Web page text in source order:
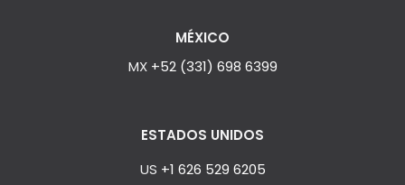
MÉXICO
MX +52 (331) 698 6399
ESTADOS UNIDOS
US +1 626 529 6205